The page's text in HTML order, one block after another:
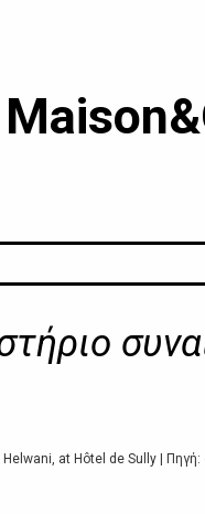
at Hôtel de Sully | Πηγή: